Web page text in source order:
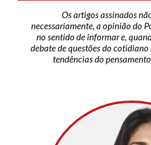
Os artigos assinados
necessariamente, a opinião do
no sentido de informar e,
debate de questões do cotidiano
tendências do